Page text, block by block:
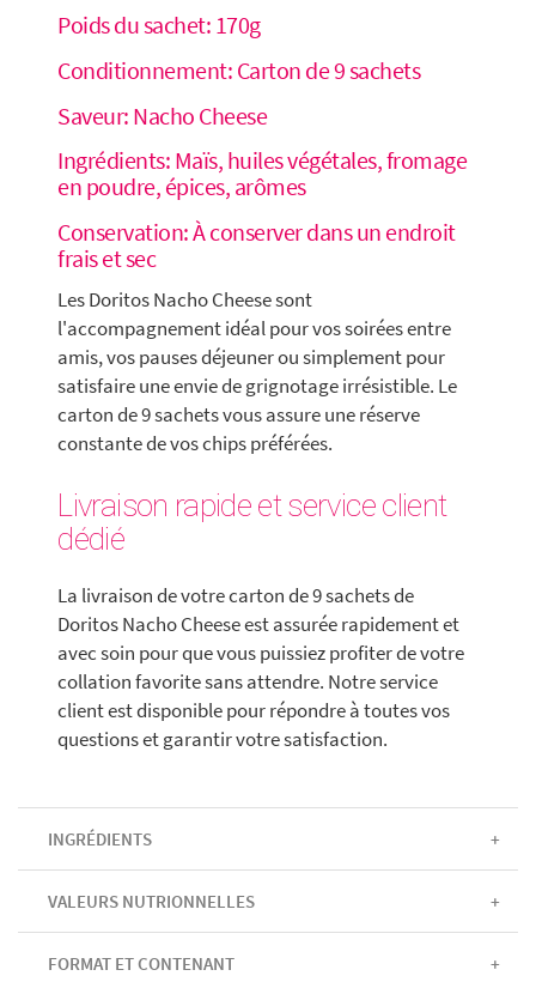
Poids du sachet: 170g
Conditionnement: Carton de 9 sachets
Saveur: Nacho Cheese
Ingrédients: Maïs, huiles végétales, fromage
en poudre, épices, arômes
Conservation: À conserver dans un endroit
frais et sec
Les Doritos Nacho Cheese sont
l'accompagnement idéal pour vos soirées entre
amis, vos pauses déjeuner ou simplement pour
satisfaire une envie de grignotage irrésistible. Le
carton de 9 sachets vous assure une réserve
constante de vos chips préférées.
Livraison rapide et service client
dédié
La livraison de votre carton de 9 sachets de
Doritos Nacho Cheese est assurée rapidement et
avec soin pour que vous puissiez profiter de votre
collation favorite sans attendre. Notre service
client est disponible pour répondre à toutes vos
questions et garantir votre satisfaction.
INGRÉDIENTS
VALEURS NUTRIONNELLES
FORMAT ET CONTENANT